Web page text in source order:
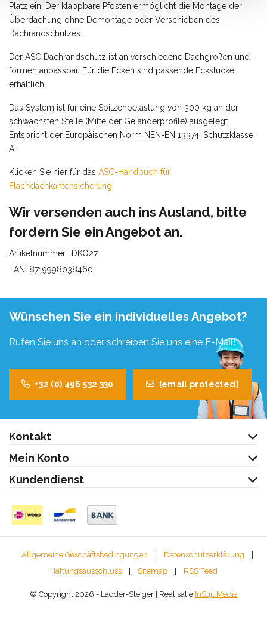
Platz ein. Der klappbare Pfosten ermöglicht die Montage der
Überdachung ohne Demontage oder Verschieben des
Dachrandschutzes.
Der ASC Dachrandschutz ist an verschiedene Dachgrößen und -
formen anpassbar. Für die Ecken sind passende Eckstücke
erhältlich.
Das System ist für eine Spitzenbelastung von 300 kg an der
schwächsten Stelle (Mitte der Geländerprofile) ausgelegt.
Entspricht der Europäischen Norm NEN-EN 13374, Schutzklasse
A.
Klicken Sie hier für das ASC-Handbuch für
Flachdachkantensicherung
Wir versenden auch ins Ausland, bitte
fordern Sie ein Angebot an.
Artikelnummer:: DKO27
EAN: 8719998038460
Wünschen Sie ein individuelles Angebot?
Rufen Sie uns an oder schreiben Sie uns eine E-Mail!
+32 (0) 496 532 330 [email protected]
Kontakt
Mein Konto
Kundendienst
Allgemeine Geschäftsbedingungen | Datenschutzerklärung
|
Haftungsausschluss
| Sitemap | RSS Feed
© Copyright 2026 - Ladder-Steiger | Realisatie InStijl Media